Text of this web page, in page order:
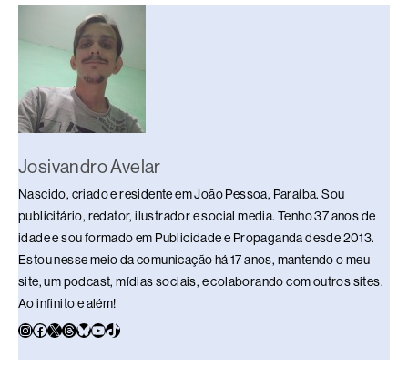
Josivandro Avelar
Nascido, criado e residente em João Pessoa, Paraíba. Sou
publicitário, redator, ilustrador e social media. Tenho 37 anos de
idade e sou formado em Publicidade e Propaganda desde 2013.
Estou nesse meio da comunicação há 17 anos, mantendo o meu
site, um podcast, mídias sociais, e colaborando com outros sites.
Ao infinito e além!